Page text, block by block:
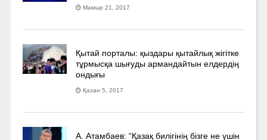
Мамыр 21, 2017
Қытай порталы: қыздары қытайлық жігітке
тұрмысқа шығуды армандайтын елдердің
ондығы
Қазан 5, 2017
А. Атамбаев: “Қазақ билігінің бізге не үшін